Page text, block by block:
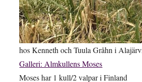
hos Kenneth och Tuula Gråhn i
Galleri: Almkullens Moses
Moses har 1 kull/2 valpar i Finland